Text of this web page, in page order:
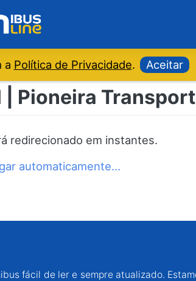
a Política de Privacidade. Aceitar
Pioneira
redirecionado em instantes.
automaticamente…
fácil de ler e sempre atualizado.